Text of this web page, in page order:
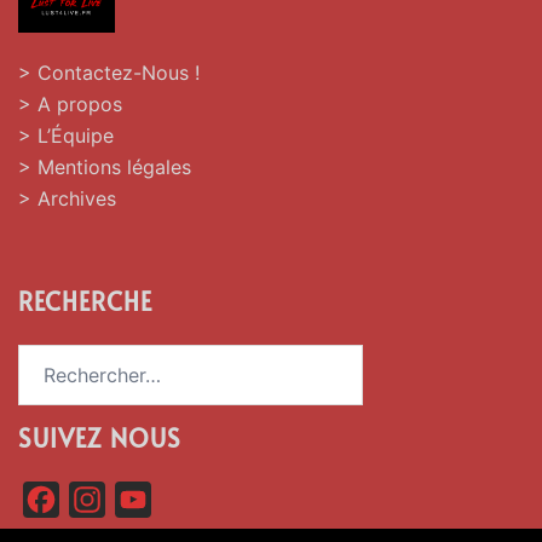
> Contactez-Nous !
> A propos
> L’Équipe
> Mentions légales
> Archives
RECHERCHE
SUIVEZ NOUS
a
n
o